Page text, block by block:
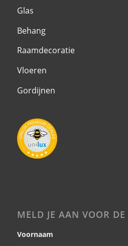
Glas
Behang
Raamdecoratie
Vloeren
Gordijnen
MELD JE AAN VOOR
Voornaam